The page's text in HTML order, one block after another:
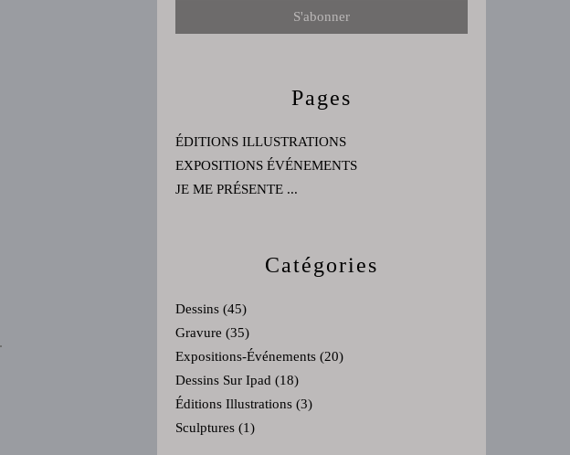
Catégories
Dessins (45)
Gravure (35)
Expositions-Événements (20)
Dessins Sur Ipad (18)
Éditions Illustrations (3)
Sculptures (1)
Pages
ÉDITIONS ILLUSTRATIONS
EXPOSITIONS ÉVÉNEMENTS
JE ME PRÉSENTE ...